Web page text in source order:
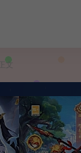
正文